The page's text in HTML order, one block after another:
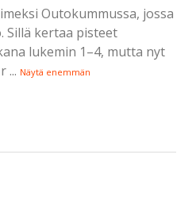
Outokummussa, jossa
Sillä kertaa pisteet
lukemin 1–4, mutta nyt
... Näytä enemmän